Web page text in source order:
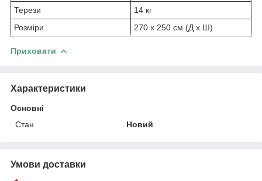
Терези
14 кг
Розміри
270 x 250 см (Д x Ш)
Приховати
Характеристики
Основні
Стан
Новий
Умови доставки